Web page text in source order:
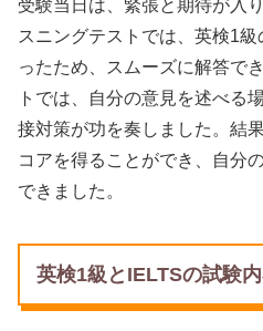
受験当日は、緊張と期待が入
スニングテストでは、英検1
ったため、スムーズに解答で
トでは、自分の意見を述べる
接対策が功を奏しました。結
コアを得ることができ、自分
できました。
英検1級とIELTSの試験